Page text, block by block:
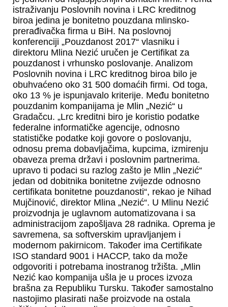
istraživanju Poslovnih novina i LRC kreditnog
biroa jedina je bonitetno pouzdana mlinsko-
prerađivačka firma u BiH. Na poslovnoj
konferenciji „Pouzdanost 2017“ vlasniku i
direktoru Mlina Nezić uručen je Certifikat za
pouzdanost i vrhunsko poslovanje. Analizom
Poslovnih novina i LRC kreditnog biroa bilo je
obuhvaćeno oko 31 500 domaćih firmi. Od toga,
oko 13 % je ispunjavalo kriterije. Među bonitetno
pouzdanim kompanijama je Mlin „Nezić“ u
Gradačcu. „Lrc kreditni biro je koristio podatke
federalne informatičke agencije, odnosno
statističke podatke koji govore o poslovanju,
odnosu prema dobavljačima, kupcima, izmirenju
obaveza prema državi i poslovnim partnerima.
upravo ti podaci su razlog zašto je Mlin „Nezić“
jedan od dobitnika bonitetne zvijezde odnosno
certifikata bonitetne pouzdanosti“, rekao je Nihad
Mujčinović, direktor Mlina „Nezić“. U Mlinu Nezić
proizvodnja je uglavnom automatizovana i sa
administracijom zapošljava 28 radnika. Oprema je
savremena, sa softverskim upravljanjem i
modernom pakirnicom. Također ima Certifikate
ISO standard 9001 i HACCP, tako da može
odgovoriti i potrebama inostranog tržišta. „Mlin
Nezić kao kompanija ušla je u proces izvoza
brašna za Republiku Tursku. Također samostalno
nastojimo plasirati naše proizvode na ostala